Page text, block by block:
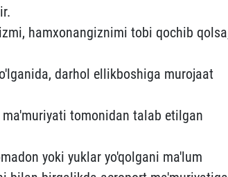
hamxonangiznimi tobi qochib
darhol ellikboshiga murojaat
tomonidan talab etilgan
yoki yuklar yo'qolgani ma'lum